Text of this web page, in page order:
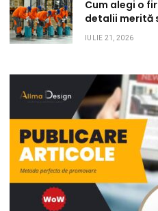
Cum alegi o
detalii merită
IULIE 21, 2026